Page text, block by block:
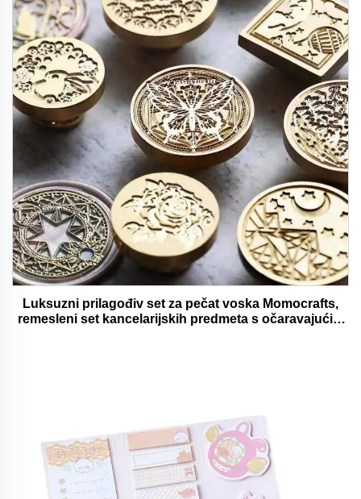
Luksuzni prilagođiv set za pečat voska Momocrafts,
remesleni set kancelarijskih predmeta s očaravajućim